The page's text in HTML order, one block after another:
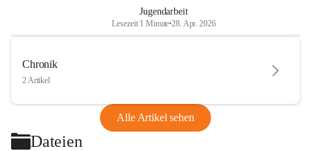
Jugendarbeit
Lesezeit 1 Minute•28. Apr. 2026
Chronik
2 Artikel
Alle Artikel sehen
Dateien